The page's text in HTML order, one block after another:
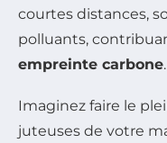
courtes distances,
polluants,
empreinte carbone.
Imaginez faire le
juteuses de votre